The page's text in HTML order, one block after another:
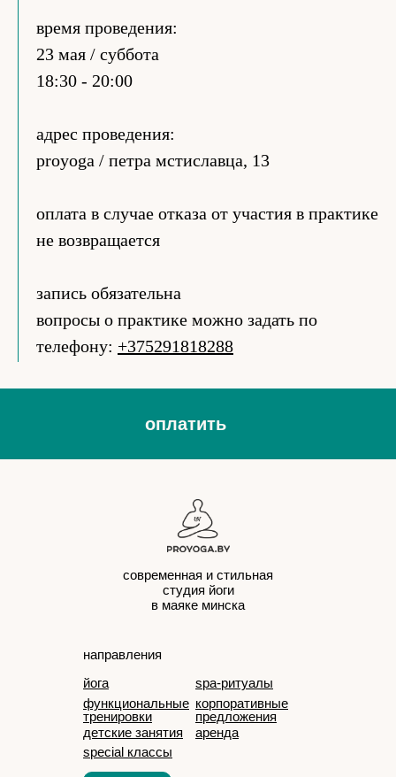
время проведения:
23 мая / суббота
18:30 - 20:00
адрес проведения:
proyoga / петра мстиславца, 13
оплата в случае отказа от участия в практике
не возвращается
запись обязательна
вопросы о практике можно задать по
телефону: +375291818288
оплатить
функциональные
тренировки
детские занятия
special классы
корпоративные
предложения
аренда
spa-ритуалы
йога
направления
современная и стильная
студия йоги
в маяке минска